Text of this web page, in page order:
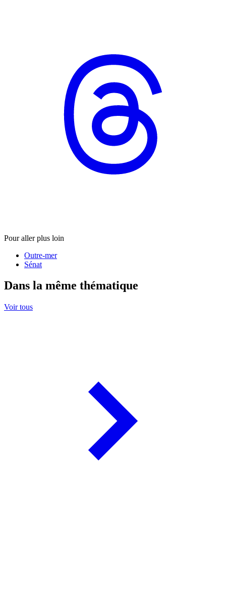
Pour aller plus loin
Outre-mer
Sénat
Dans la même thématique
Voir tous